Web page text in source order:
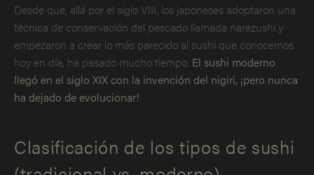
Desde que, allá por el siglo VIII, los japoneses adoptaron una
técnica de conservación del pescado llamada narezushi y
empezaron a crear lo más parecido al sushi que conocemos
hoy en día, ha pasado mucho tiempo. El sushi moderno
llegó en el siglo XIX con la invención del nigiri, ¡pero nunca
ha dejado de evolucionar!
Clasificación de los tipos de sushi